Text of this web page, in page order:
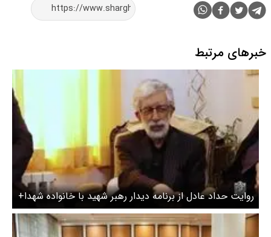
خبرهای مرتبط
روایت حداد عادل از برنامه دیدار رهبر شهید با خانواده شهدا+
ویدئو